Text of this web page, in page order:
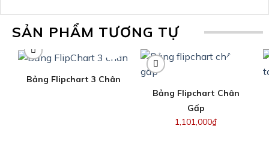
SẢN PHẨM TƯƠNG TỰ
Bảng Flipchart 3 Chân
Bảng Flipchart Chân
Gấp
1,101,000₫